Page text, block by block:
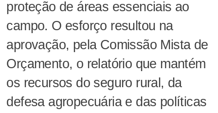
proteção de áreas essenciais ao
campo. O esforço resultou na
aprovação, pela Comissão Mista de
Orçamento, o relatório que mantém
os recursos do seguro rural, da
defesa agropecuária e das políticas